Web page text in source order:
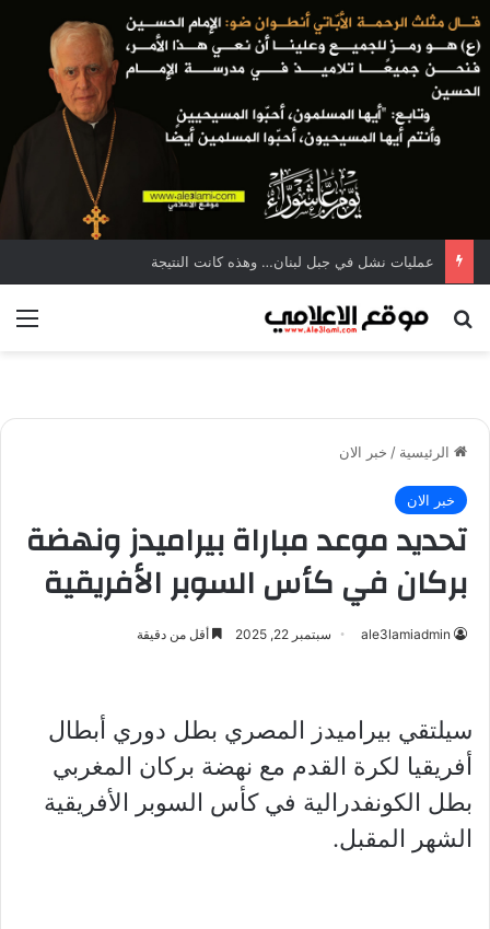
عمليات نشل في جبل لبنان… وهذه كانت النتيجة
بحث عن
الرئيسية / خبر الان
خبر الان
تحديد موعد مباراة بيراميدز ونهضة
بركان في كأس السوبر الأفريقية
ale3lamiadmin سبتمبر 22, 2025 أقل من دقيقة
سيلتقي بيراميدز المصري بطل دوري أبطال
أفريقيا لكرة القدم مع نهضة بركان المغربي
بطل الكونفدرالية في كأس السوبر الأفريقية
الشهر المقبل.